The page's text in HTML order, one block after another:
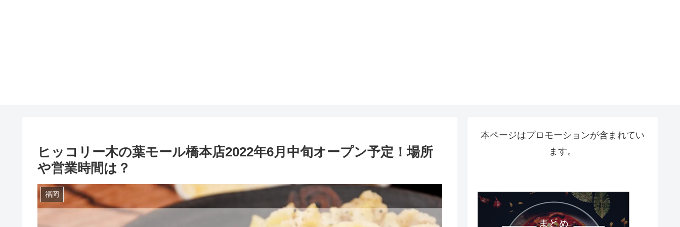
ヒッコリー木の葉モール橋本店2022年6月中旬オープン予定！場所
や営業時間は？
福岡
本ページはプロモーションが含まれてい
ます。